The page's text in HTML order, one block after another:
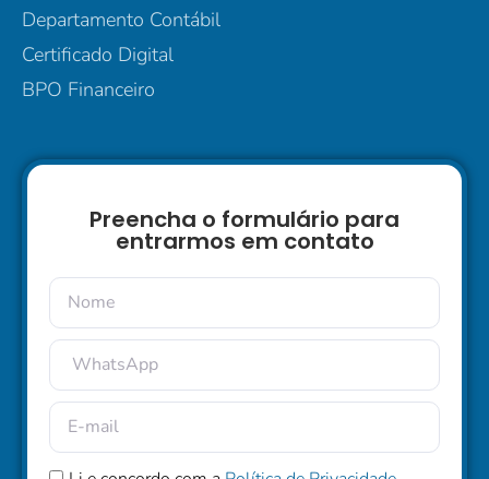
Departamento Contábil
Certificado Digital
BPO Financeiro
Preencha o formulário para
entrarmos em contato